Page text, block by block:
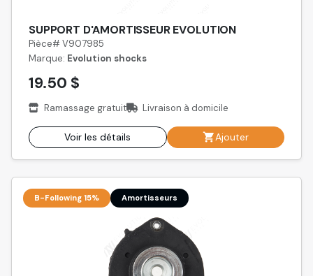
SUPPORT D'AMORTISSEUR EVOLUTION
Pièce# V907985
Marque: Evolution shocks
19.50 $
Ramassage gratuit Livraison à domicile
Voir les détails Ajouter
B-Following 15% Amortisseurs